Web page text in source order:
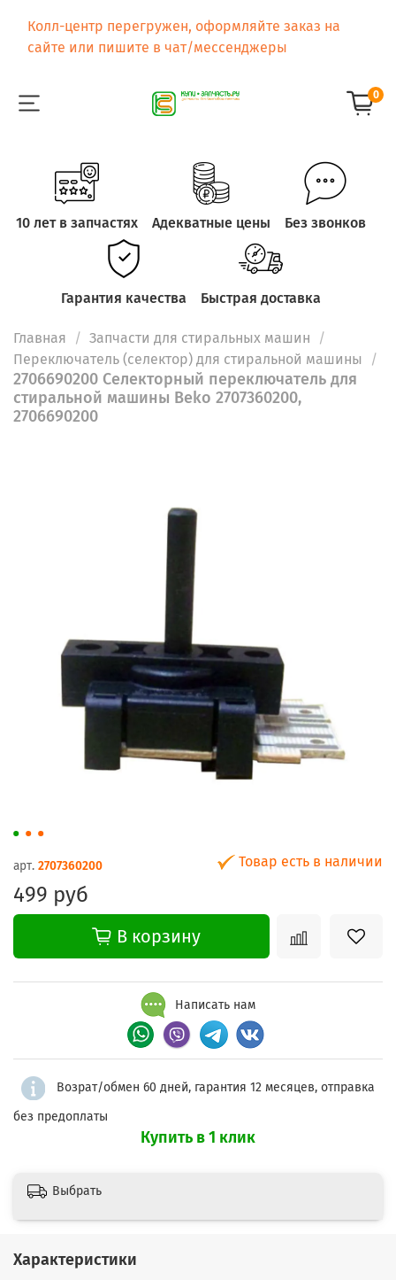
Колл-центр перегружен, оформляйте заказ на
сайте или пишите в чат/мессенджеры
0
10 лет в запчастях Адекватные цены Без звонков
Гарантия качества Быстрая доставка
Главная
Запчасти для стиральных машин
Переключатель (селектор) для стиральной машины
2706690200 Селекторный переключатель для
стиральной машины Beko 2707360200,
2706690200
арт. 2707360200 Товар есть в наличии
499 руб
В корзину
Написать нам
Возрат/обмен 60 дней, гарантия 12 месяцев, отправка
без предоплаты
Купить в 1 клик
Выбрать
Характеристики